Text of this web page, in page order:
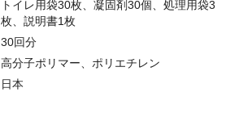
トイレ用袋30枚、凝固剤30個、処理用袋3
枚、説明書1枚
30回分
高分子ポリマー、ポリエチレン
日本